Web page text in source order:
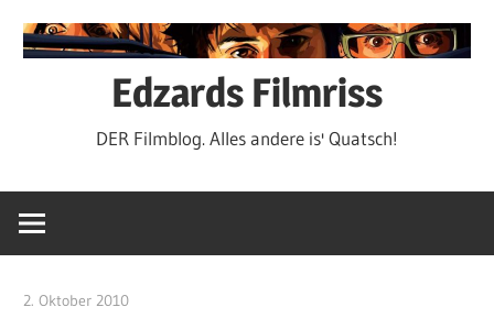
Inhalt
Edzards Filmriss
DER Filmblog. Alles andere is' Quatsch!
2. Oktober 2010